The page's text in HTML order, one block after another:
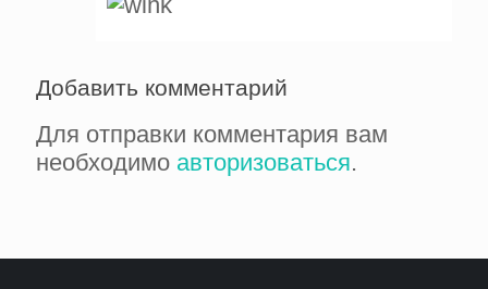
Добавить комментарий
Для отправки комментария вам
необходимо авторизоваться.